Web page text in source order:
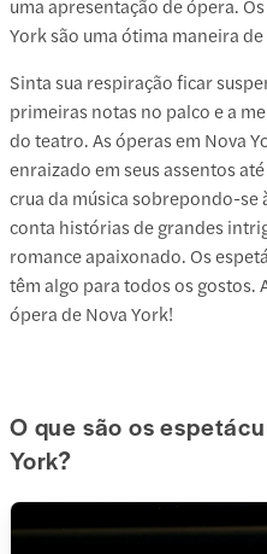
uma apresentação de ópera.
York são uma ótima maneira
Sinta sua respiração ficar
primeiras notas no palco e a
do teatro. As óperas em Nova
enraizado em seus assentos
crua da música sobrepondo-se
conta histórias de grandes
romance apaixonado. Os
têm algo para todos os gostos.
ópera de Nova York!
O que são os
York?